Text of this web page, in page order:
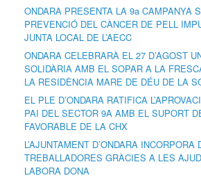
ONDARA PRESENTA LA 9a CAMPANYA
PREVENCIÓ DEL CÀNCER DE PELL
JUNTA LOCAL DE L’AECC
ONDARA CELEBRARÀ EL 27 D’AGOST
SOLIDÀRIA AMB EL SOPAR A LA
LA RESIDÈNCIA MARE DE DÉU DE LA
EL PLE D’ONDARA RATIFICA
PAI DEL SECTOR 9A AMB EL SUPORT
FAVORABLE DE LA CHX
L’AJUNTAMENT D’ONDARA
TREBALLADORES GRÀCIES A LES
LABORA DONA